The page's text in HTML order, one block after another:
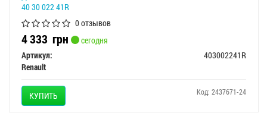
40 30 022 41R
0 отзывов
4 333 грн
сегодня
Артикул:
403002241R
Renault
КУПИТЬ Код: 2437671-24